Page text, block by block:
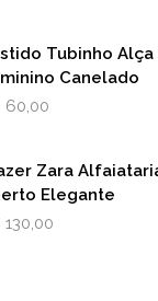
Tubinho
Canelado
60,00
Zara
Elegante
130,00